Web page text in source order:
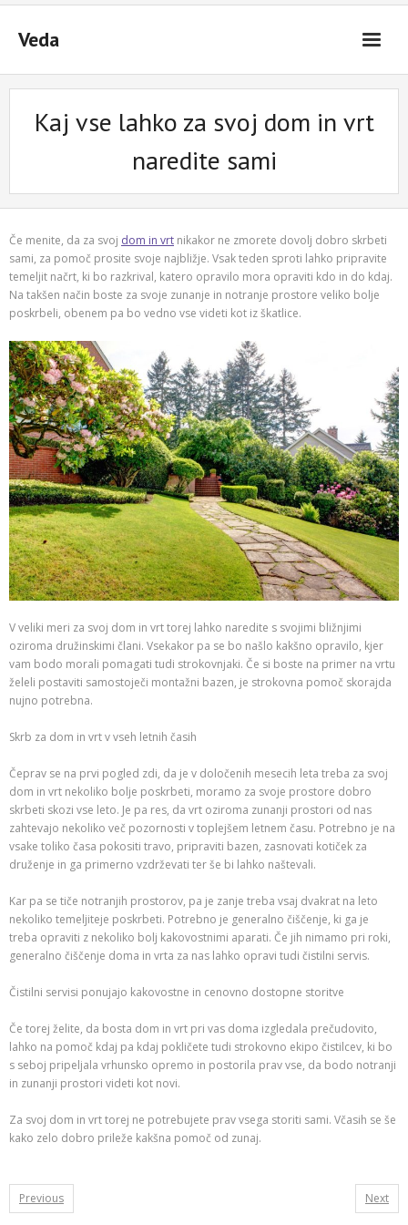
Skip
contentVeda
Kaj vse lahko za svoj dom in vrt
naredite sami
Če menite, da za svoj dom in vrt nikakor ne zmorete dovolj dobro skrbeti
sami, za pomoč prosite svoje najbližje. Vsak teden sproti lahko pripravite
temeljit načrt, ki bo razkrival, katero opravilo mora opraviti kdo in do kdaj.
Na takšen način boste za svoje zunanje in notranje prostore veliko bolje
poskrbeli, obenem pa bo vedno vse videti kot iz škatlice.
V veliki meri za svoj dom in vrt torej lahko naredite s svojimi bližnjimi
oziroma družinskimi člani. Vsekakor pa se bo našlo kakšno opravilo, kjer
vam bodo morali pomagati tudi strokovnjaki. Če si boste na primer na vrtu
želeli postaviti samostoječi montažni bazen, je strokovna pomoč skorajda
nujno potrebna.
Skrb za dom in vrt v vseh letnih časih
Čeprav se na prvi pogled zdi, da je v določenih mesecih leta treba za svoj
dom in vrt nekoliko bolje poskrbeti, moramo za svoje prostore dobro
skrbeti skozi vse leto. Je pa res, da vrt oziroma zunanji prostori od nas
zahtevajo nekoliko več pozornosti v toplejšem letnem času. Potrebno je na
vsake toliko časa pokositi travo, pripraviti bazen, zasnovati kotiček za
druženje in ga primerno vzdrževati ter še bi lahko naštevali.
Kar pa se tiče notranjih prostorov, pa je zanje treba vsaj dvakrat na leto
nekoliko temeljiteje poskrbeti. Potrebno je generalno čiščenje, ki ga je
treba opraviti z nekoliko bolj kakovostnimi aparati. Če jih nimamo pri roki,
generalno čiščenje doma in vrta za nas lahko opravi tudi čistilni servis.
Čistilni servisi ponujajo kakovostne in cenovno dostopne storitve
Če torej želite, da bosta dom in vrt pri vas doma izgledala prečudovito,
lahko na pomoč kdaj pa kdaj pokličete tudi strokovno ekipo čistilcev, ki bo
s seboj pripeljala vrhunsko opremo in postorila prav vse, da bodo notranji
in zunanji prostori videti kot novi.
Za svoj dom in vrt torej ne potrebujete prav vsega storiti sami. Včasih se še
kako zelo dobro prileže kakšna pomoč od zunaj.
Previous Next